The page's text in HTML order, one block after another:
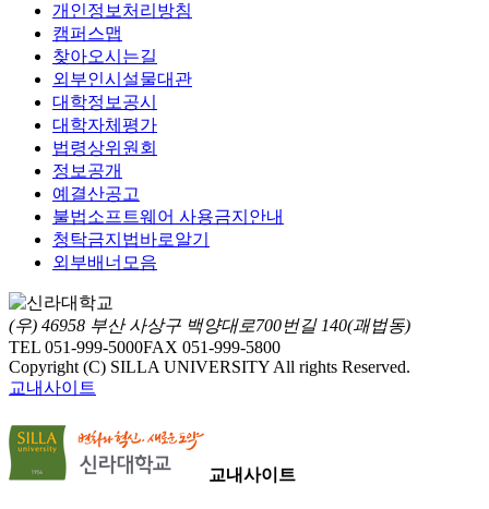
개인정보처리방침
캠퍼스맵
찾아오시는길
외부인시설물대관
대학정보공시
대학자체평가
법령상위원회
정보공개
예결산공고
불법소프트웨어 사용금지안내
청탁금지법바로알기
외부배너모음
(우) 46958 부산 사상구 백양대로700번길 140(괘법동)
TEL 051-999-5000FAX 051-999-5800
Copyright (C) SILLA UNIVERSITY All rights Reserved.
교내사이트
교내사이트